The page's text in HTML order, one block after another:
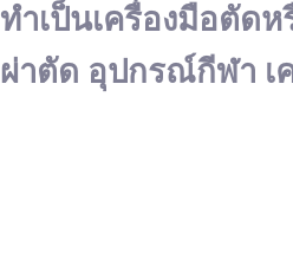
ทำเป็นเครื่องมือตัดห
ผ่าตัด อุปกรณ์กีฬา เ